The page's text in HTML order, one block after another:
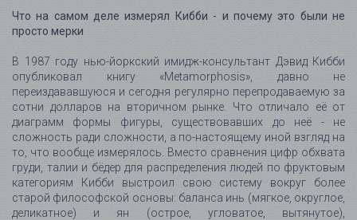
Что на самом деле измерял Кибби - и почему это были не
просто мерки
В 1987 году нью-йоркский имидж-консультант Дэвид Кибби
опубликовал книгу «Metamorphosis», давно не
переиздававшуюся и сегодня регулярно перепродаваемую за
сотни долларов на вторичном рынке. Что отличало её от
диаграмм формы фигуры, существовавших до неё - не
сложность ради сложности, а по-настоящему иной взгляд на
то, что вообще измерялось. Вместо сравнения цифр обхвата
груди, талии и бёдер для распределения людей по фруктовым
категориям Кибби выстроил свою систему вокруг более
старой философской основы: баланса инь (мягкое, округлое,
деликатное) и ян (острое, угловатое, вытянутое),